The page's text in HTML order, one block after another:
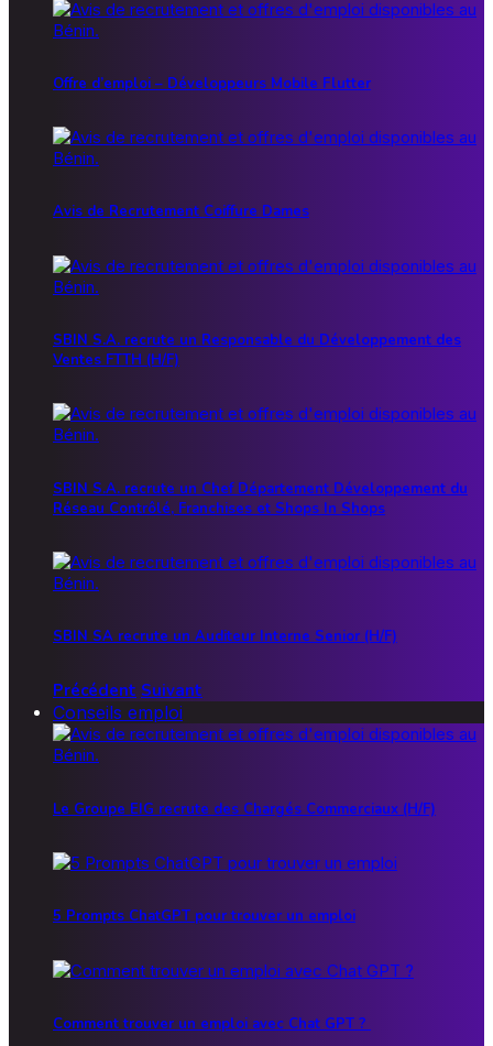
Offre d’emploi – Développeurs Mobile Flutter
Avis de Recrutement Coiffure Dames
SBIN S.A. recrute un Responsable du Développement des
Ventes FTTH (H/F)
SBIN S.A. recrute un Chef Département Développement du
Réseau Contrôlé, Franchises et Shops In Shops
SBIN SA recrute un Auditeur Interne Senior (H/F)
Précédent Suivant
Conseils emploi
Le Groupe EIG recrute des Chargés Commerciaux (H/F)
5 Prompts ChatGPT pour trouver un emploi
Comment trouver un emploi avec Chat GPT ?